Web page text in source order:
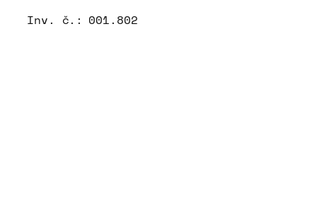
Inv. č.: 001.802